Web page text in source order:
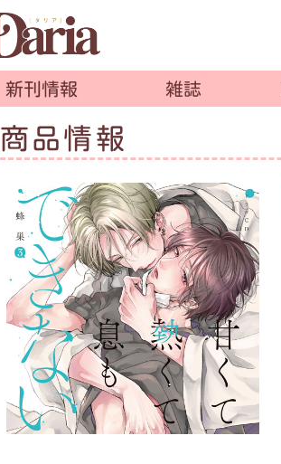
新刊情報 雑誌
商品情報